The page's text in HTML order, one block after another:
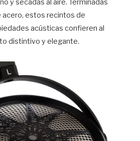
y secadas al aire. Terminadas
acero, estos recintos de
acústicas confieren al
distintivo y elegante.